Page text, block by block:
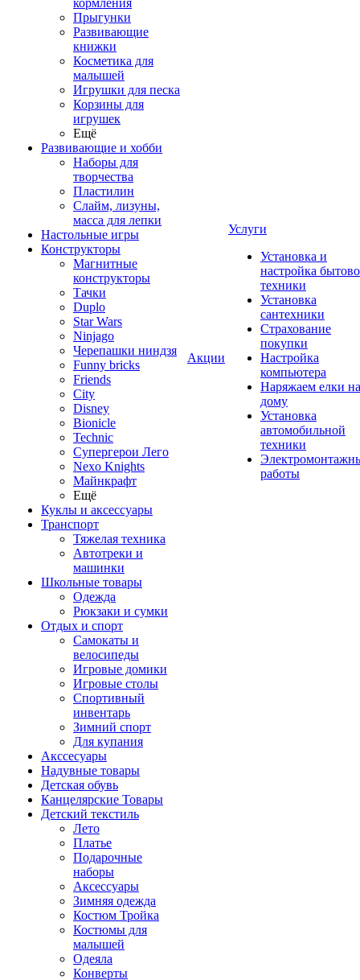
кормления
Прыгунки
Развивающие
книжки
Косметика для
малышей
Игрушки для песка
Корзины для
игрушек
Ещё
Развивающие и хобби
Наборы для
творчества
Пластилин
Слайм, лизуны,
масса для лепки
Настольные игры
Конструкторы
Магнитные
конструкторы
Тачки
Duplo
Star Wars
Ninjago
Черепашки ниндзя
Funny bricks
Friends
City
Disney
Bionicle
Technic
Супергерои Лего
Nexo Knights
Майнкрафт
Ещё
Куклы и аксессуары
Транспорт
Тяжелая техника
Автотреки и
машинки
Школьные товары
Одежда
Рюкзаки и сумки
Отдых и спорт
Самокаты и
велосипеды
Игровые домики
Игровые столы
Спортивный
инвентарь
Зимний спорт
Для купания
Акссесуары
Надувные товары
Детская обувь
Канцелярские Товары
Детский текстиль
Лето
Платье
Подарочные
наборы
Аксессуары
Зимняя одежда
Костюм Тройка
Костюмы для
малышей
Одеяла
Конверты
Акции
Услуги
Установка и
настройка
техники
Установка
сантехники
Страхование
покупки
Настройка
компьютера
Наряжаем елки на
дому
Установка
автомобильной
техники
работы